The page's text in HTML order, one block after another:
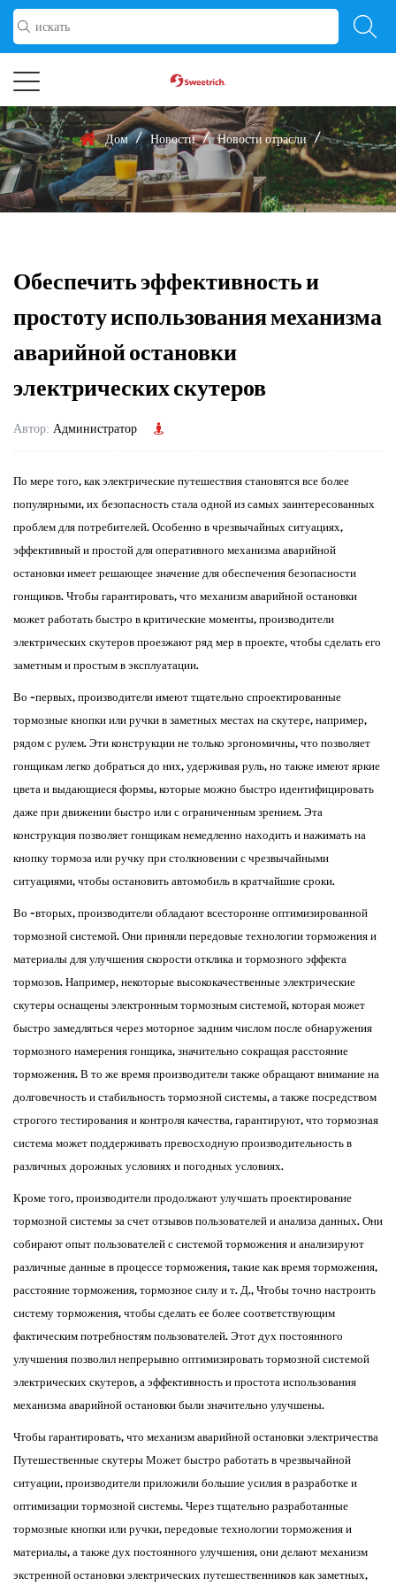
Дом / Новости / Новости отрасли /
Обеспечить эффективность и
простоту использования механизма
аварийной остановки
электрических скутеров
Автор: Администратор
По мере того, как электрические путешествия становятся все более
популярными, их безопасность стала одной из самых заинтересованных
проблем для потребителей. Особенно в чрезвычайных ситуациях,
эффективный и простой для оперативного механизма аварийной
остановки имеет решающее значение для обеспечения безопасности
гонщиков. Чтобы гарантировать, что механизм аварийной остановки
может работать быстро в критические моменты, производители
электрических скутеров проезжают ряд мер в проекте, чтобы сделать его
заметным и простым в эксплуатации.
Во -первых, производители имеют тщательно спроектированные
тормозные кнопки или ручки в заметных местах на скутере, например,
рядом с рулем. Эти конструкции не только эргономичны, что позволяет
гонщикам легко добраться до них, удерживая руль, но также имеют яркие
цвета и выдающиеся формы, которые можно быстро идентифицировать
даже при движении быстро или с ограниченным зрением. Эта
конструкция позволяет гонщикам немедленно находить и нажимать на
кнопку тормоза или ручку при столкновении с чрезвычайными
ситуациями, чтобы остановить автомобиль в кратчайшие сроки.
Во -вторых, производители обладают всесторонне оптимизированной
тормозной системой. Они приняли передовые технологии торможения и
материалы для улучшения скорости отклика и тормозного эффекта
тормозов. Например, некоторые высококачественные электрические
скутеры оснащены электронным тормозным системой, которая может
быстро замедляться через моторное задним числом после обнаружения
тормозного намерения гонщика, значительно сокращая расстояние
торможения. В то же время производители также обращают внимание на
долговечность и стабильность тормозной системы, а также посредством
строгого тестирования и контроля качества, гарантируют, что тормозная
система может поддерживать превосходную производительность в
различных дорожных условиях и погодных условиях.
Кроме того, производители продолжают улучшать проектирование
тормозной системы за счет отзывов пользователей и анализа данных. Они
собирают опыт пользователей с системой торможения и анализируют
различные данные в процессе торможения, такие как время торможения,
расстояние торможения, тормозное силу и т. Д., Чтобы точно настроить
систему торможения, чтобы сделать ее более соответствующим
фактическим потребностям пользователей. Этот дух постоянного
улучшения позволил непрерывно оптимизировать тормозной системой
электрических скутеров, а эффективность и простота использования
механизма аварийной остановки были значительно улучшены.
Чтобы гарантировать, что механизм аварийной остановки электричества
Путешественные скутерыМожет быстро работать в чрезвычайной
ситуации, производители приложили большие усилия в разработке и
оптимизации тормозной системы. Через тщательно разработанные
тормозные кнопки или ручки, передовые технологии торможения и
материалы, а также дух постоянного улучшения, они делают механизм
экстренной остановки электрических путешественников как заметных,